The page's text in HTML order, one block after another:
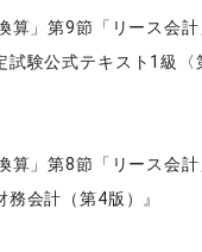
算」第9節「リース会計
試験公式テキスト1級〈
算」第8節「リース会計
務会計（第4版）』